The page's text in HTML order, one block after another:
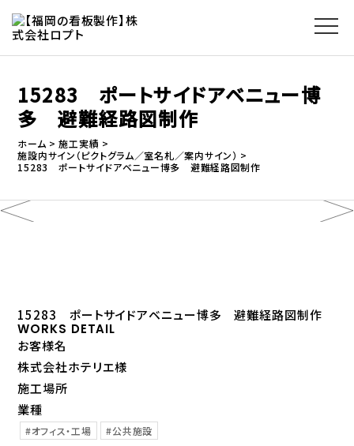
15283 ポートサイドアベニュー博
多 避難経路図制作
ホーム
施工実績
施設内サイン（ピクトグラム／室名札／案内サイン）
15283 ポートサイドアベニュー博多 避難経路図制作
15283 ポートサイドアベニュー博多 避難経路図制作
WORKS DETAIL
お客様名
株式会社ホテリエ様
施工場所
業種
オフィス・工場 公共施設